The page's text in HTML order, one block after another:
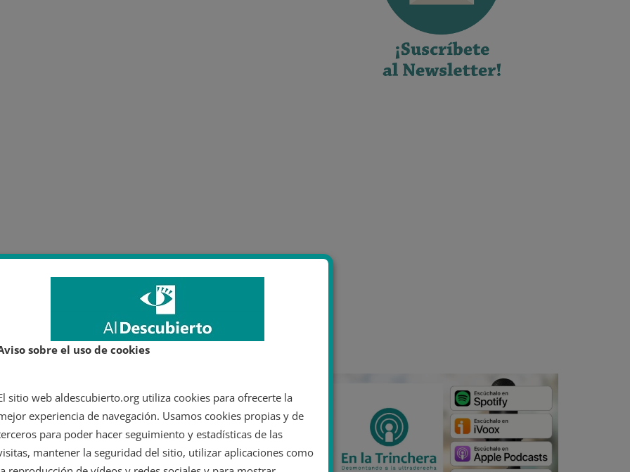
sobre el uso de cookies
sitio web aldescubierto.org utiliza cookies para ofrecerte la
experiencia de navegación. Usamos cookies propias y de
para poder hacer seguimiento y estadísticas de las
mantener la seguridad del sitio, utilizar aplicaciones como